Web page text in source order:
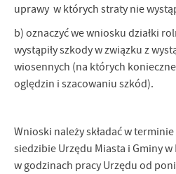
uprawy w których straty nie
b) oznaczyć we wniosku działki
wystąpiły szkody w związku z
wiosennych (na których
oględzin i szacowaniu szkód).
Wnioski należy składać w
siedzibie Urzędu Miasta i Gminy w
w godzinach pracy Urzędu od